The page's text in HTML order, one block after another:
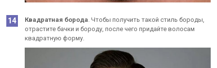
Квадратная борода . Чтобы получить такой стиль бороды,
отрастите бачки и бороду, после чего придайте волосам
квадратную форму.